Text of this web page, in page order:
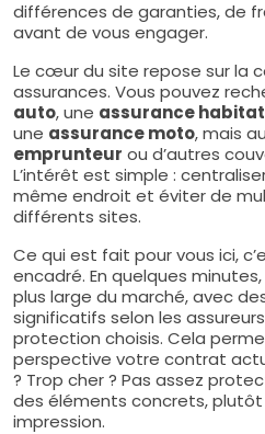
différences de garanties, de
avant de vous engager.
Le cœur du site repose sur la
assurances. Vous pouvez
auto, une assurance
une assurance moto, mais
emprunteur ou d’autres
L’intérêt est simple :
même endroit et éviter de
différents sites.
Ce qui est fait pour vous ici,
encadré. En quelques
plus large du marché, avec
significatifs selon les
protection choisis. Cela
perspective votre contrat
? Trop cher ? Pas assez
des éléments concrets, plutôt
impression.